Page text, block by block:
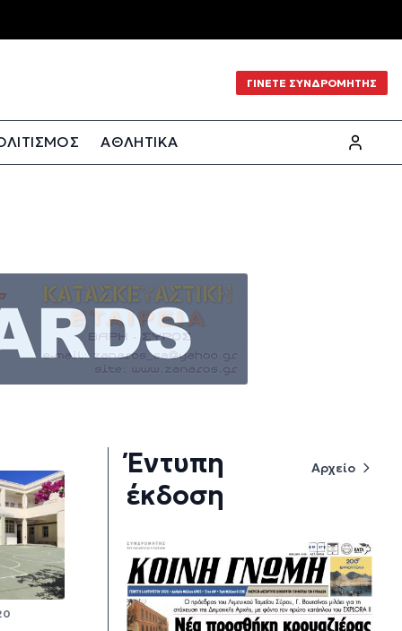
ΓΙΝΕΤΕ ΣΥΝΔΡΟΜΗΤΗΣ
ΑΘΛΗΤΙΚΑ
Έντυπη
έκδοση
Αρχείο